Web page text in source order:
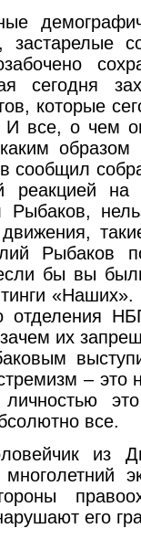
сегодня
которые
И все, о чем
образом
сообщил
реакцией
Рыбаков,
движения,
Рыбаков
бы вы
«Наших».
отделения
их
–
все.
из
многолетний
его